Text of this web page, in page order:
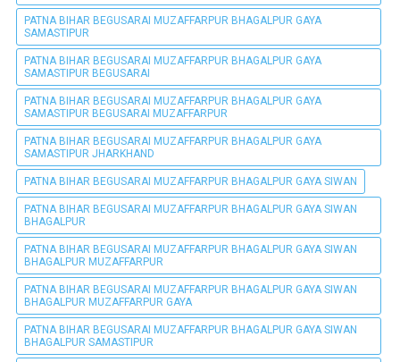
PATNA BIHAR BEGUSARAI MUZAFFARPUR BHAGALPUR GAYA
SAMASTIPUR
PATNA BIHAR BEGUSARAI MUZAFFARPUR BHAGALPUR GAYA
SAMASTIPUR BEGUSARAI
PATNA BIHAR BEGUSARAI MUZAFFARPUR BHAGALPUR GAYA
SAMASTIPUR BEGUSARAI MUZAFFARPUR
PATNA BIHAR BEGUSARAI MUZAFFARPUR BHAGALPUR GAYA
SAMASTIPUR JHARKHAND
PATNA BIHAR BEGUSARAI MUZAFFARPUR BHAGALPUR GAYA SIWAN
PATNA BIHAR BEGUSARAI MUZAFFARPUR BHAGALPUR GAYA SIWAN
BHAGALPUR
PATNA BIHAR BEGUSARAI MUZAFFARPUR BHAGALPUR GAYA SIWAN
BHAGALPUR MUZAFFARPUR
PATNA BIHAR BEGUSARAI MUZAFFARPUR BHAGALPUR GAYA SIWAN
BHAGALPUR MUZAFFARPUR GAYA
PATNA BIHAR BEGUSARAI MUZAFFARPUR BHAGALPUR GAYA SIWAN
BHAGALPUR SAMASTIPUR